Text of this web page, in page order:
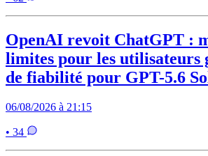
OpenAI revoit ChatGPT :
limites pour les utilisateurs
de fiabilité pour GPT-5.6
06/08/2026 à 21:15
• 34